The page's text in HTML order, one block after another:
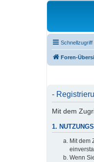
Schnellzugriff
Foren-
-
Mit dem
1.
Mit dem
Wenn